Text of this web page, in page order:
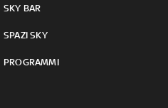
SKY BAR
SPAZI SKY
PROGRAMMI